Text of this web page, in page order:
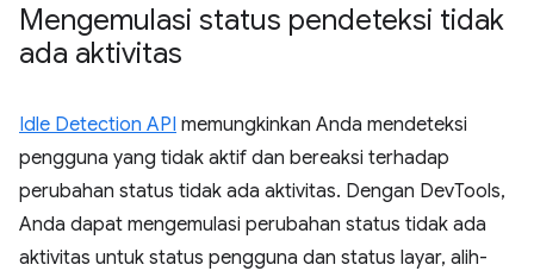
Mengemulasi status pendeteksi tidak
ada aktivitas
Idle Detection API memungkinkan Anda mendeteksi
pengguna yang tidak aktif dan bereaksi terhadap
perubahan status tidak ada aktivitas. Dengan DevTools,
Anda dapat mengemulasi perubahan status tidak ada
aktivitas untuk status pengguna dan status layar, alih-